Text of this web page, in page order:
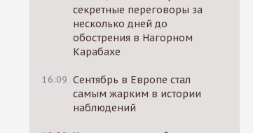
секретные переговоры за
несколько дней до
обострения в Нагорном
Карабахе
16:09 Сентябрь в Европе стал
самым жарким в истории
наблюдений